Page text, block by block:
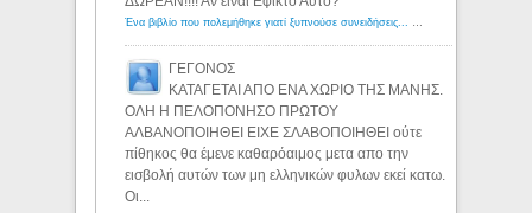
ΓΕΓΟΝΟΣ
ΚΑΤΑΓΕΤΑΙ ΑΠΟ ΕΝΑ ΧΩΡΙΟ ΤΗΣ ΜΑΝΗΣ.
ΟΛΗ Η ΠΕΛΟΠΟΝΗΣΟ ΠΡΩΤΟΥ
ΑΛΒΑΝΟΠΟΙΗΘΕΙ ΕΙΧΕ ΣΛΑΒΟΠΟΙΗΘΕΙ ούτε
πίθηκος θα έμενε καθαρόαιμος μετα απο την
εισβολή αυτών των μη ελληνικών φυλων εκεί κατω.
Οι...